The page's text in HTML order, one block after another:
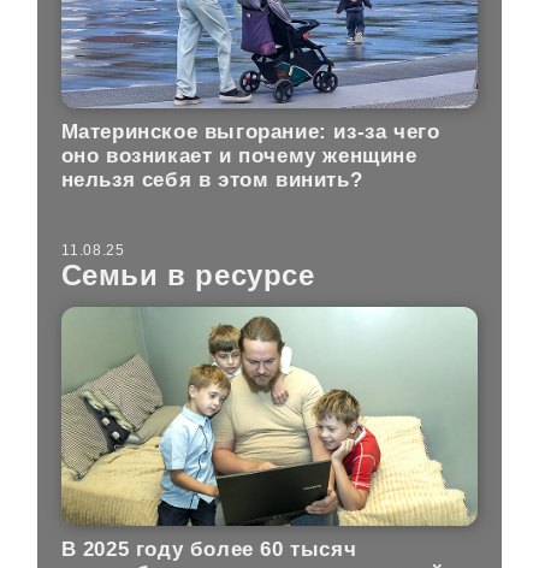
Материнское выгорание: из-за чего
оно возникает и почему женщине
нельзя себя в этом винить?
11.08.25
Семьи в ресурсе
В 2025 году более 60 тысяч